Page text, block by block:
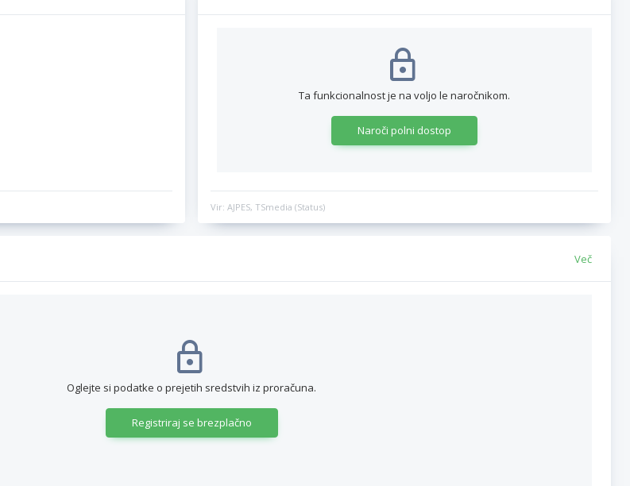
Ta funkcionalnost je na voljo le naročnikom.
Naroči polni dostop
Vir: AJPES, TSmedia (Status)
Več
Oglejte si podatke o prejetih sredstvih iz proračuna.
Registriraj se brezplačno